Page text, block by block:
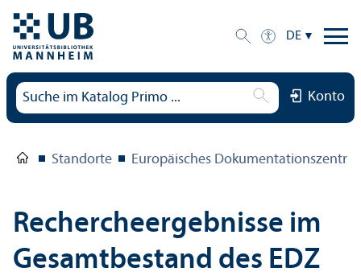
DE
Konto
Standorte Europäisches
Rechercheergebnisse im
Gesamtbestand des EDZ